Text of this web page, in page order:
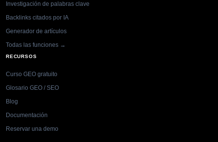
Investigación de palabras clave
Backlinks citados por IA
Generador de artículos
Todas las funciones →
RECURSOS
Curso GEO gratuito
Glosario GEO / SEO
Blog
Documentación
Reservar una demo